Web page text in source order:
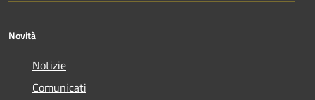
Novità
Notizie
Comunicati